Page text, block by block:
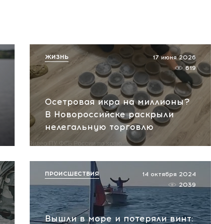
Осетровая икра на миллионы?
В Новороссийске раскрыли
нелегальную торговлю
17 июня 2026
619
ЖИЗНЬ
Вышли в море и потеряли винт:
14 октября 2024
2039
ПРОИСШЕСТВИЯ